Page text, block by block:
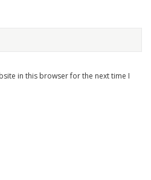
in this browser for the next time I